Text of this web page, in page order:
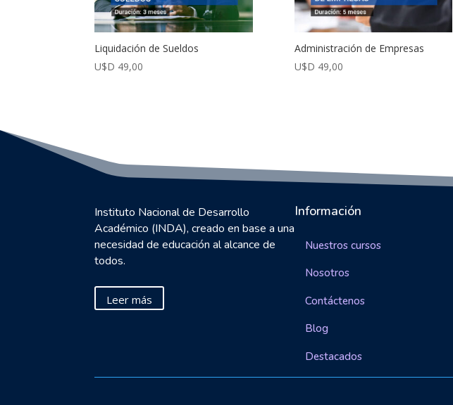
Liquidación de Sueldos
U$D 49,00
Administración de Empresas
U$D 49,00
Instituto Nacional de Desarrollo
Académico (INDA), creado en base a una
necesidad de educación al alcance de
todos.
Leer más
Información
Nuestros cursos
Nosotros
Contáctenos
Blog
Destacados